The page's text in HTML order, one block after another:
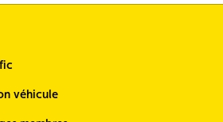
véhicule